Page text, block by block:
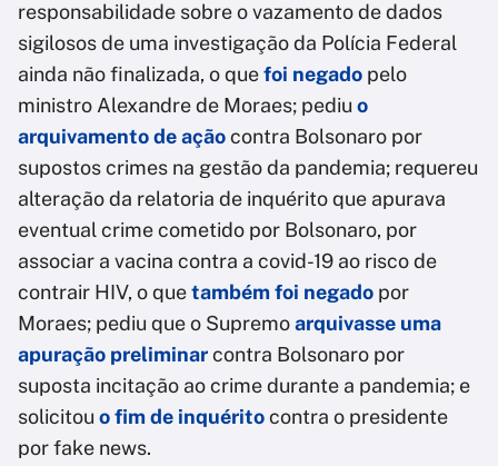
responsabilidade sobre o vazamento de dados
sigilosos de uma investigação da Polícia Federal
ainda não finalizada, o quefoi negado pelo
ministro Alexandre de Moraes; pediu o
arquivamento de açãocontra Bolsonaro por
supostos crimes na gestão da pandemia; requereu
alteração da relatoria de inquérito que apurava
eventual crime cometido por Bolsonaro, por
associar a vacina contra a covid-19 ao risco de
contrair HIV, o quetambém foi negado por
Moraes; pediu que o Supremoarquivasse uma
apuração preliminarcontra Bolsonaro por
suposta incitação ao crime durante a pandemia; e
solicitou o fim de inquéritocontra o presidente
por fake news.